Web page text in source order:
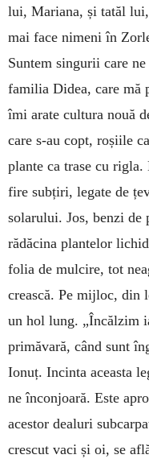
lui, Mariana, și tatăl
mai face nimeni în
Suntem singurii care
familia Didea, care mă
îmi arate cultura nouă
care s-au copt, roșiile
plante ca trase cu
fire subțiri, legate de
solarului. Jos, benzi de
rădăcina plantelor
folia de mulcire, tot
crească. Pe mijloc, din
un hol lung. „Încălzim
primăvară, când sunt
Ionuț. Incinta aceasta
ne înconjoară. Este
acestor dealuri
crescut vaci și oi, se